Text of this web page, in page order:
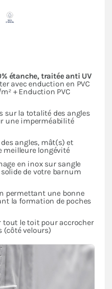
étanche, traitée anti UV
avec enduction en PVC
+ Enduction PVC
sur la totalité des angles
une imperméabilité
angles, mât(s) et
meilleure longévité
en inox sur sangle
de votre barnum
permettant une bonne
la formation de poches
tout le toit pour accrocher
(côté velours)